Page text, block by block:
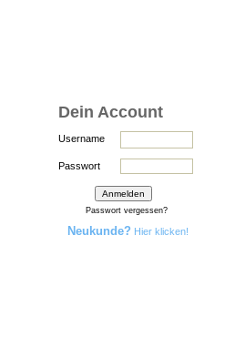
Dein Account
Username
Passwort
Passwort vergessen?
Neukunde? Hier klicken!